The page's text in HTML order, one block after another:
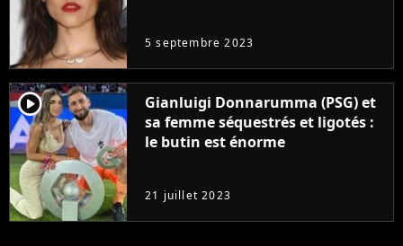
5 septembre 2023
player2
Gianluigi Donnarumma (PSG) et
sa femme séquestrés et ligotés :
le butin est énorme
21 juillet 2023